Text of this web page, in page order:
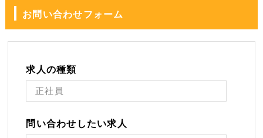
お問い合わせフォーム
求人の種類
問い合わせしたい求人